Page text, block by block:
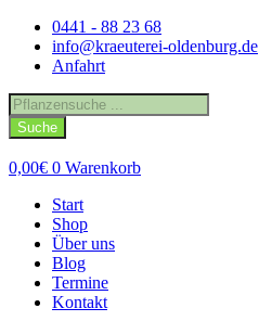
Zum
Inhalt
springen
0441 - 88 23 68
info@kraeuterei-oldenburg.de
Anfahrt
Products
search
Suche
0,00€ 0 Warenkorb
Start
Shop
Über uns
Blog
Termine
Kontakt